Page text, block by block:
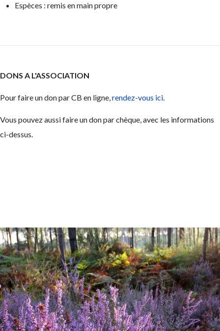
Espèces : remis en main propre
DONS A L'ASSOCIATION
Pour faire un don par CB en ligne,rendez-vous ici.
Vous pouvez aussi faire un don par chèque, avec les informations
ci-dessus.